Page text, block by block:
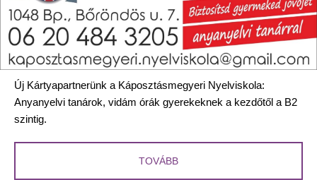
Új Kártyapartnerünk a Káposztásmegyeri Nyelviskola:
Anyanyelvi tanárok, vidám órák gyerekeknek a kezdőtől a B2
szintig.
TOVÁBB